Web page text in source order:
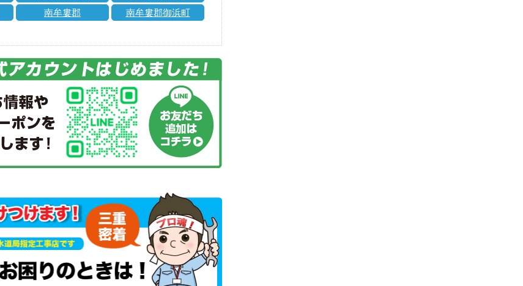
南牟婁郡
南牟婁郡御浜町